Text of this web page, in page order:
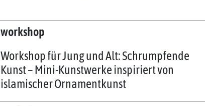
workshop
Workshop für Jung und Alt: Schrumpfende
Kunst – Mini-Kunstwerke inspiriert von
islamischer Ornamentkunst